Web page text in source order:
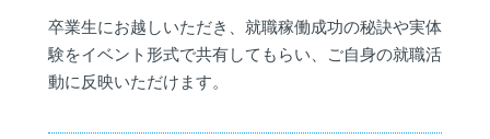
卒業生にお越しいただき、就職稼働成功の秘訣や実体
験をイベント形式で共有してもらい、ご自身の就職活
動に反映いただけます。